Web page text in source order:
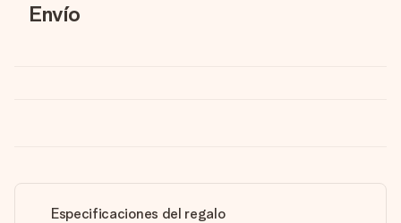
Envío
Especificaciones del regalo